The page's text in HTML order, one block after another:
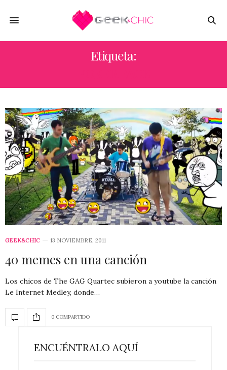
Etiqueta:
GEEK&CHIC 13 NOVIEMBRE, 2011
40 memes en una canción
Los chicos de The GAG Quartec subieron a youtube la canción
Le Internet Medley, donde…
0 COMPARTIDO
ENCUÉNTRALO AQUÍ